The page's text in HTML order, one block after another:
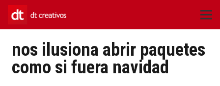
nos ilusiona abrir paquetes
como si fuera navidad